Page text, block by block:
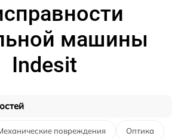
машины
Indesit
повреждения Оптика